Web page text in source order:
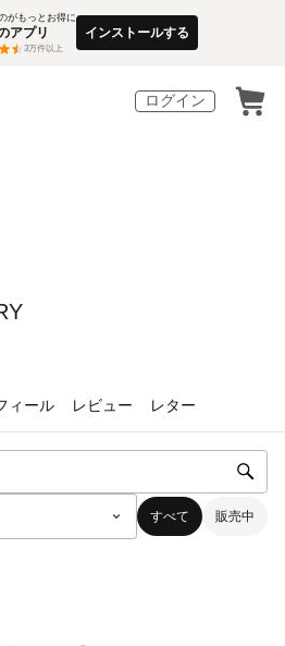
がもっとお得に
アプリ
3万件以上
インストールする
ログイン
ィール レビュー レター
すべて 販売中